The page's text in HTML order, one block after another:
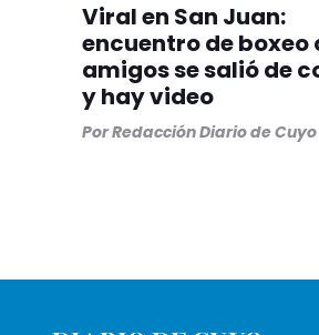
Viral en San Juan:
encuentro de boxeo
amigos se salió de
y hay video
PorRedacción Diario de Cuyo